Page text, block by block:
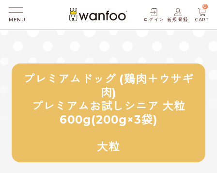
MENU ログイン 新規登録 CART
0
プレミアムドッグ (鶏肉＋ウサギ
肉)
プレミアムお試しシニア 大粒
600g(200g×3袋)
大粒